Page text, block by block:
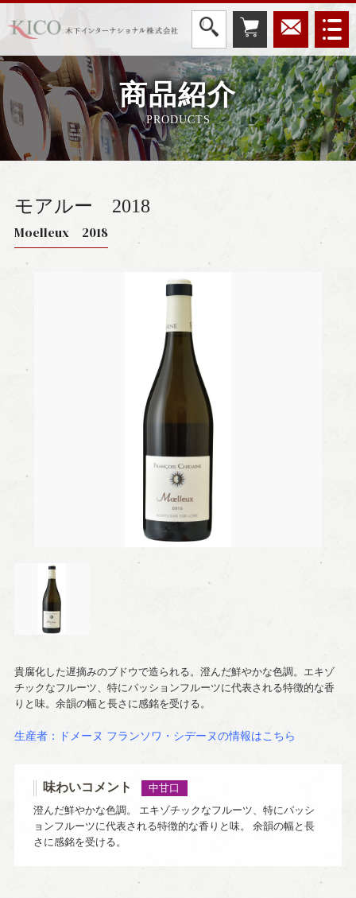
商品紹介
PRODUCTS
モアルー 2018
Moelleux 2018
貴腐化した遅摘みのブドウで造られる。澄んだ鮮やかな色調。エキゾ
チックなフルーツ、特にパッションフルーツに代表される特徴的な香
りと味。余韻の幅と長さに感銘を受ける。
生産者：ドメーヌ フランソワ・シデーヌの情報はこちら
味わいコメント
中甘口
澄んだ鮮やかな色調。 エキゾチックなフルーツ、特にパッシ
ョンフルーツに代表される特徴的な香りと味。 余韻の幅と長
さに感銘を受ける。